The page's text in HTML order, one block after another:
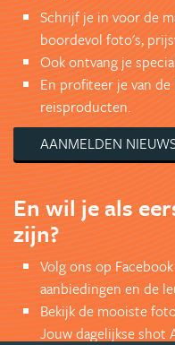
Schrijf je in voor de
boordevol foto's,
Ook ontvang je
En profiteer je van
reisproducten.
AANMELDEN
En wil je als
zijn?
Volg ons op
aanbiedingen en de
Bekijk de mooiste
Jouw dagelijkse shot